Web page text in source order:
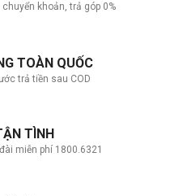
khoản, trả góp 0%
TOÀN QUỐC
trả tiền sau COD
TÌNH
miễn phí 1800.6321